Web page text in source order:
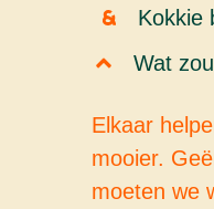
Kokkie
Wat
Elkaar
mooier.
moeten we